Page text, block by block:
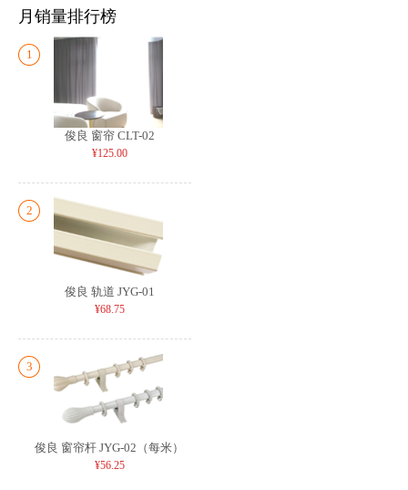
月销量排行榜
1
俊良 窗帘 CLT-02
¥125.00
2
俊良 轨道 JYG-01
¥68.75
3
俊良 窗帘杆 JYG-02（每米）
¥56.25